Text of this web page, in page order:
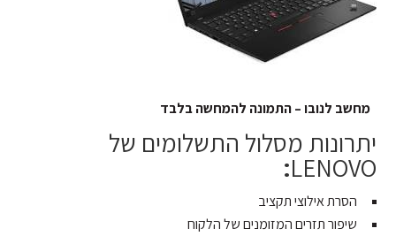
מחשב לנובו – התמונה להמחשה בלבד
יתרונות מסלול התשלומים של
LENOVO
:
הסרת אילוצי תקציב
שיפור תזרים המזומנים של הלקוח